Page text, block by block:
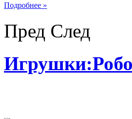
Подробнее »
Пред След